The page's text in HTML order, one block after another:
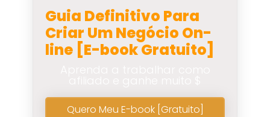
Guia Definitivo Para
Criar Um Negócio On-
line [E-book Gratuito]
Quero Meu E-book [Gratuito]